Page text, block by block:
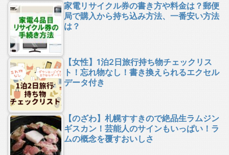
家電リサイクル券の書き方や料金は？郵便
局で購入から持ち込み方法、一番安い方法
は？
【女性】1泊2日旅行持ち物チェックリス
ト！忘れ物なし！書き換えられるエクセル
データ付き
【のざわ】札幌すすきので絶品生ラムジン
ギスカン！芸能人のサインもいっぱい！ラ
ムの概念を覆すおいしさ